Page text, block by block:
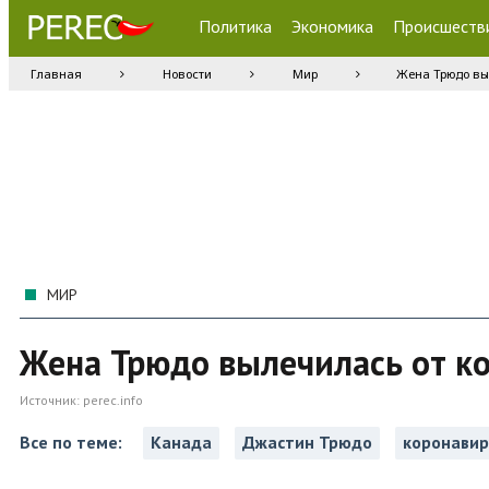
Политика Экономика
Главная Новости Мир Жена Трюдо
МИР
Жена Трюдо вылечилась от
Источник: perec.info
Все по теме: Канада Джастин Трюдо